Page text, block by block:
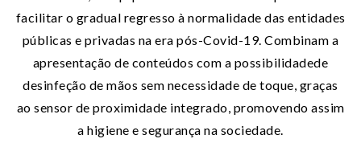
facilitar o gradual regresso à normalidade das entidades
públicas e privadas na era pós-Covid-19. Combinam a
apresentação de conteúdos com a possibilidadede
desinfeção de mãos sem necessidade de toque, graças
ao sensor de proximidade integrado, promovendo assim
a higiene e segurança na sociedade.